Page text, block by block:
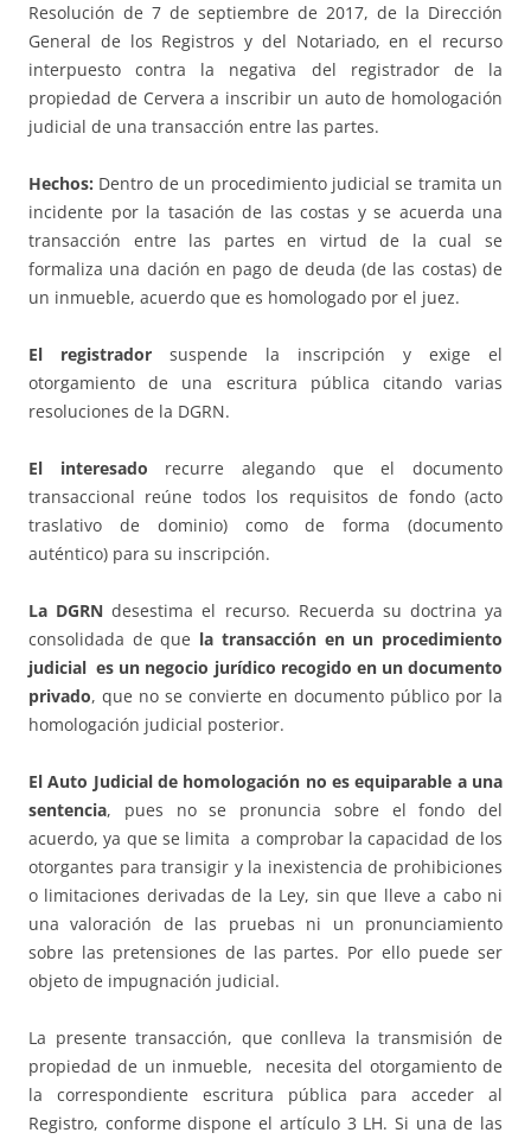
Resolución de 7 de septiembre de 2017, de la Dirección
General de los Registros y del Notariado, en el recurso
interpuesto contra la negativa del registrador de la
propiedad de Cervera a inscribir un auto de homologación
judicial de una transacción entre las partes.
Hechos: Dentro de un procedimiento judicial se tramita un
incidente por la tasación de las costas y se acuerda una
transacción entre las partes en virtud de la cual se
formaliza una dación en pago de deuda (de las costas) de
un inmueble, acuerdo que es homologado por el juez.
El registrador suspende la inscripción y exige el
otorgamiento de una escritura pública citando varias
resoluciones de la DGRN.
El interesado recurre alegando que el documento
transaccional reúne todos los requisitos de fondo (acto
traslativo de dominio) como de forma (documento
auténtico) para su inscripción.
La DGRN desestima el recurso. Recuerda su doctrina ya
consolidada de que la transacción en un procedimiento
judicial es un negocio jurídico recogido en un documento
privado, que no se convierte en documento público por la
homologación judicial posterior.
El Auto Judicial de homologación no es equiparable a una
sentencia, pues no se pronuncia sobre el fondo del
acuerdo, ya que se limita a comprobar la capacidad de los
otorgantes para transigir y la inexistencia de prohibiciones
o limitaciones derivadas de la Ley, sin que lleve a cabo ni
una valoración de las pruebas ni un pronunciamiento
sobre las pretensiones de las partes. Por ello puede ser
objeto de impugnación judicial.
La presente transacción, que conlleva la transmisión de
propiedad de un inmueble, necesita del otorgamiento de
la correspondiente escritura pública para acceder al
Registro, conforme dispone el artículo 3 LH. Si una de las